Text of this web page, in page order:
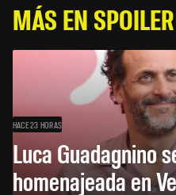
MÁS EN SPOILER
HACE 23 HORAS
Luca Guadagnino
homenajeada en